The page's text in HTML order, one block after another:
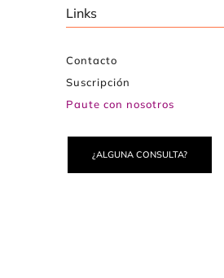
Links
Contacto
Suscripción
Paute con nosotros
¿ALGUNA CONSULTA?